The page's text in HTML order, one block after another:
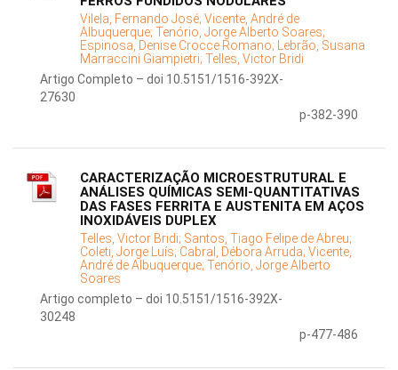
Vilela, Fernando José; Vicente, André de
Albuquerque; Tenório, Jorge Alberto Soares;
Espinosa, Denise Crocce Romano; Lebrão, Susana
Marraccini Giampietri; Telles, Victor Bridi
Artigo Completo – doi 10.5151/1516-392X-
27630
p-382-390
CARACTERIZAÇÃO MICROESTRUTURAL E
ANÁLISES QUÍMICAS SEMI-QUANTITATIVAS
DAS FASES FERRITA E AUSTENITA EM AÇOS
INOXIDÁVEIS DUPLEX
Telles, Victor Bridi; Santos, Tiago Felipe de Abreu;
Coleti, Jorge Luís; Cabral, Débora Arruda; Vicente,
André de Albuquerque; Tenório, Jorge Alberto
Soares
Artigo completo – doi 10.5151/1516-392X-
30248
p-477-486